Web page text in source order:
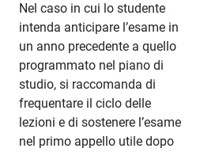
Nel caso in cui lo studente
intenda anticipare l’esame in
un anno precedente a quello
programmato nel piano di
studio, si raccomanda di
frequentare il ciclo delle
lezioni e di sostenere l’esame
nel primo appello utile dopo